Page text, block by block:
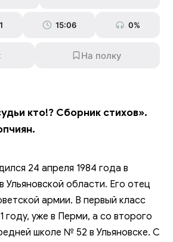
15:06 0%
кто!? Сборник стихов».
24 апреля 1984 года в
Ульяновской области. Его отец
армии. В первый класс
году, уже в Перми, а со второго
школе № 52 в Ульяновске. С